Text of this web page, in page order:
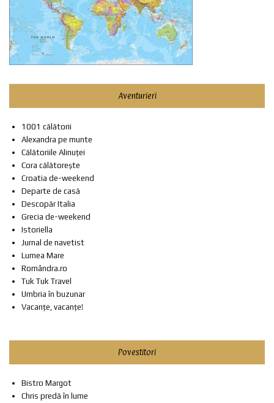
Aventurieri
1001 călătorii
Alexandra pe munte
Călătoriile Alinuței
Cora călătorește
Croatia de-weekend
Departe de casă
Descopăr Italia
Grecia de-weekend
Istoriella
Jurnal de navetist
Lumea Mare
Romândra.ro
Tuk Tuk Travel
Umbria în buzunar
Vacanțe, vacanțe!
Povestitori
Bistro Margot
Chris predă în lume